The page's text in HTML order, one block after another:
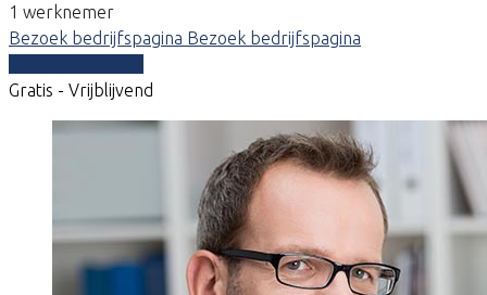
1 werknemer
Bezoek bedrijfspagina Bezoek bedrijfspagina
Gratis - Vrijblijvend